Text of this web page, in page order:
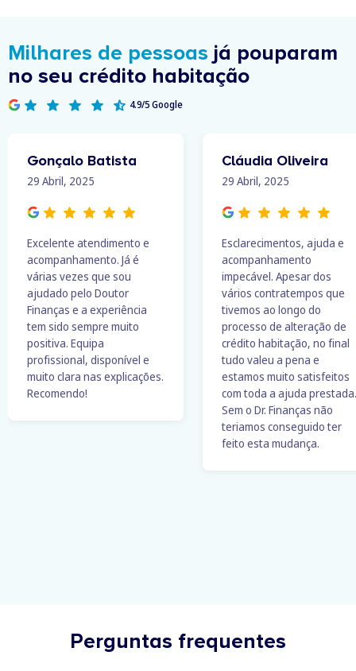
Milhares de pessoas já pouparam
no seu crédito habitação
4.9/5 Google
Gonçalo Batista
29 Abril, 2025
Excelente atendimento e
acompanhamento. Já é
várias vezes que sou
ajudado pelo Doutor
Finanças e a experiência
tem sido sempre muito
positiva. Equipa
profissional, disponível e
muito clara nas explicações.
Recomendo!
Cláudia Oliveira
29 Abril, 2025
Esclarecimentos, ajuda e
acompanhamento
impecável. Apesar dos
vários contratempos que
tivemos ao longo do
processo de alteração de
crédito habitação, no final
tudo valeu a pena e
estamos muito satisfeitos
com toda a ajuda prestada.
Sem o Dr. Finanças não
teriamos conseguido ter
feito esta mudança.
Perguntas frequentes